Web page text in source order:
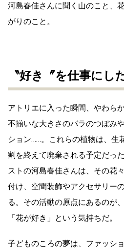
河島春佳さんに聞く山のこと、
がりのこと。
〝好き〞を仕事にし
アトリエに入った瞬間、やわら
不揃いな大きさのバラのつぼみ
ション……。これらの植物は、生
割を終えて廃棄される予定だっ
ストの河島春佳さんは、その花
付け、空間装飾やアクセサリー
る。その活動の原点にあるのが
「花が好き」という気持ちだ。
子どものころの夢は、ファッシ